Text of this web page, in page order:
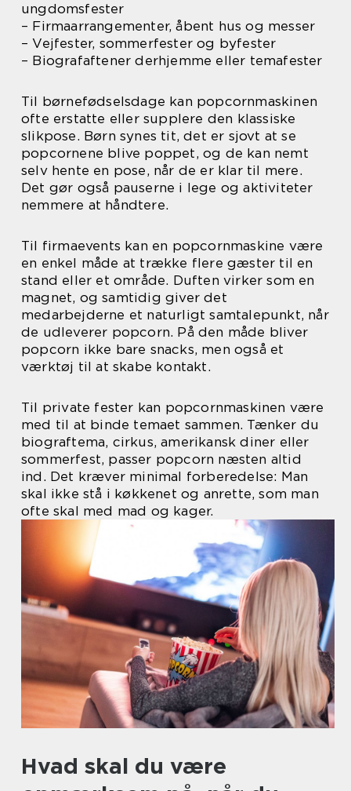
ungdomsfester
– Firmaarrangementer, åbent hus og messer
– Vejfester, sommerfester og byfester
– Biografaftener derhjemme eller temafester
Til børnefødselsdage kan popcornmaskinen
ofte erstatte eller supplere den klassiske
slikpose. Børn synes tit, det er sjovt at se
popcornene blive poppet, og de kan nemt
selv hente en pose, når de er klar til mere.
Det gør også pauserne i lege og aktiviteter
nemmere at håndtere.
Til firmaevents kan en popcornmaskine være
en enkel måde at trække flere gæster til en
stand eller et område. Duften virker som en
magnet, og samtidig giver det
medarbejderne et naturligt samtalepunkt, når
de udleverer popcorn. På den måde bliver
popcorn ikke bare snacks, men også et
værktøj til at skabe kontakt.
Til private fester kan popcornmaskinen være
med til at binde temaet sammen. Tænker du
biograftema, cirkus, amerikansk diner eller
sommerfest, passer popcorn næsten altid
ind. Det kræver minimal forberedelse: Man
skal ikke stå i køkkenet og anrette, som man
ofte skal med mad og kager.
Hvad skal du være